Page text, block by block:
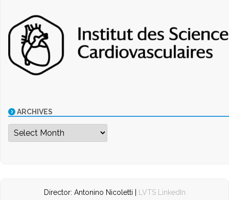
ARCHIVES
Archives
Director: Antonino Nicoletti | LVTS LinkedIn